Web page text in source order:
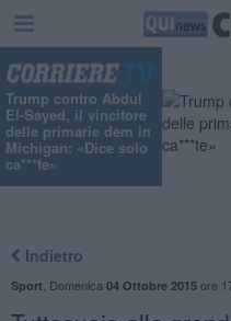
Trump contro Abdul
El-Sayed, il vincitore
delle primarie dem in
Michigan: «Dice solo
ca***te»
Indietro
Sport Domenica 04 Ottobre 2015ore